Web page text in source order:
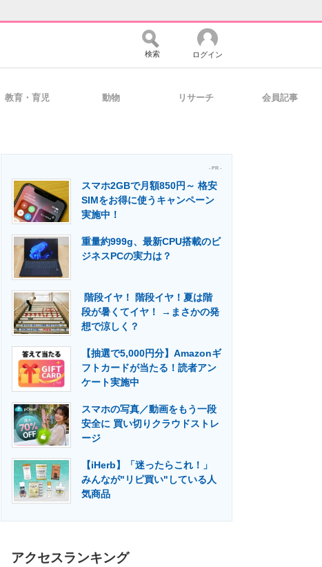
コミュニティ マーケ×ITの今がよく分かる
・活用を支援
専門メディア 建設×テクノロジーの最前線
検索 ログイン
教育・育児 動物 リサーチ 会員記事
- PR -
スマホ2GBで月額850円～ 格安
SIMをお得に使うキャンペーン
実施中！
重量約999g、最新CPU搭載のビ
ジネスPCの実力は？
階段イヤ！ 階段イヤ！夏は階
段が暑くてイヤ！ →まさかの発
想で涼しく？
【抽選で5,000円分】Amazonギ
フトカードが当たる！読者アン
ケート実施中
スマホの写真／動画をもう一段
安全に 買い切りクラウドストレ
ージ
【iHerb】「迷ったらこれ！」
みんなが"リピ買い"している人
気商品
アクセスランキング